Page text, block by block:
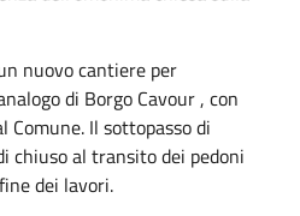
nuovo cantiere per
di Borgo Cavour , con
Comune. Il sottopasso di
chiuso al transito dei pedoni
dei lavori.